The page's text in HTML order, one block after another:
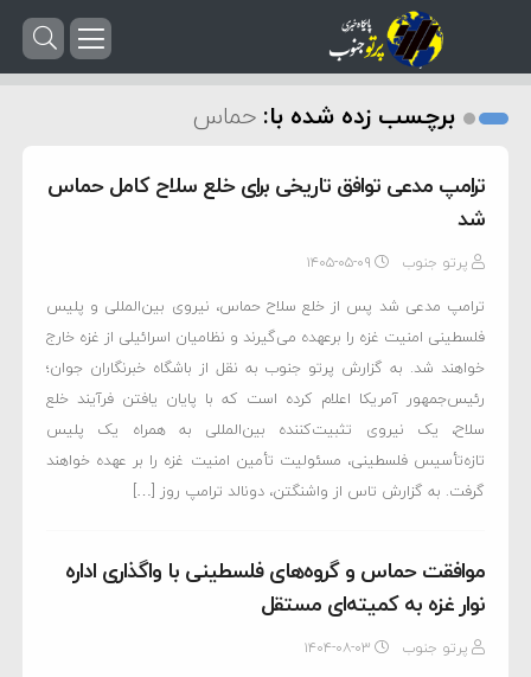
برچسب زده شده با: حماس
ترامپ مدعی توافق تاریخی برای خلع سلاح کامل حماس
شد
پرتو جنوب ۱۴۰۵-۰۵-۰۹
ترامپ مدعی شد پس از خلع سلاح حماس، نیروی بین‌المللی و پلیس
فلسطینی امنیت غزه را برعهده می‌گیرند و نظامیان اسرائیلی از غزه خارج
خواهند شد. به گزارش پرتو جنوب به نقل از باشگاه خبرنگاران جوان؛
رئیس‌جمهور آمریکا اعلام کرده است که با پایان یافتن فرآیند خلع
سلاح، یک نیروی تثبیت‌کننده بین‌المللی به همراه یک پلیس
تازه‌تأسیس فلسطینی، مسئولیت تأمین امنیت غزه را بر عهده خواهند
گرفت. به گزارش تاس از واشنگتن، دونالد ترامپ روز […]
موافقت حماس و گروه‌های فلسطینی با واگذاری اداره
نوار غزه به کمیته‌ای مستقل
پرتو جنوب ۱۴۰۴-۰۸-۰۳